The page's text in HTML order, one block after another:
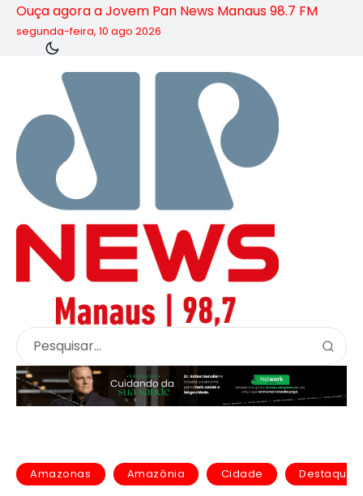
Ouça agora a Jovem Pan News Manaus 98.7 FM
segunda-feira, 10 ago 2026
Amazonas Amazônia Cidade Destaques